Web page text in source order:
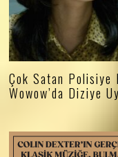
Çok Satan Polisiye
Wowow’da Diziye